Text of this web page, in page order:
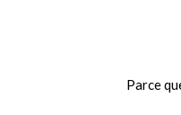
Parce